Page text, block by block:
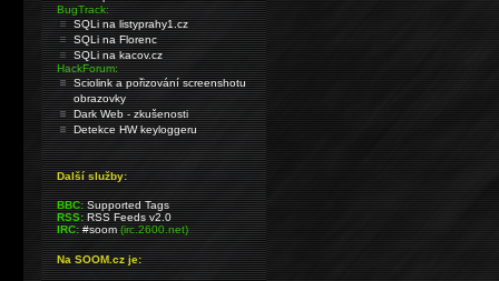
BugTrack:
SQLi na listyprahy1.cz
SQLi na Florenc
SQLi na kacov.cz
HackForum:
Sciolink a pořizování screenshotu
obrazovky
Dark Web - zkušenosti
Detekce HW keyloggeru
Další služby:
BBC: Supported Tags
RSS: RSS Feeds v2.0
IRC: #soom(irc.2600.net)
Na SOOM.cz je: